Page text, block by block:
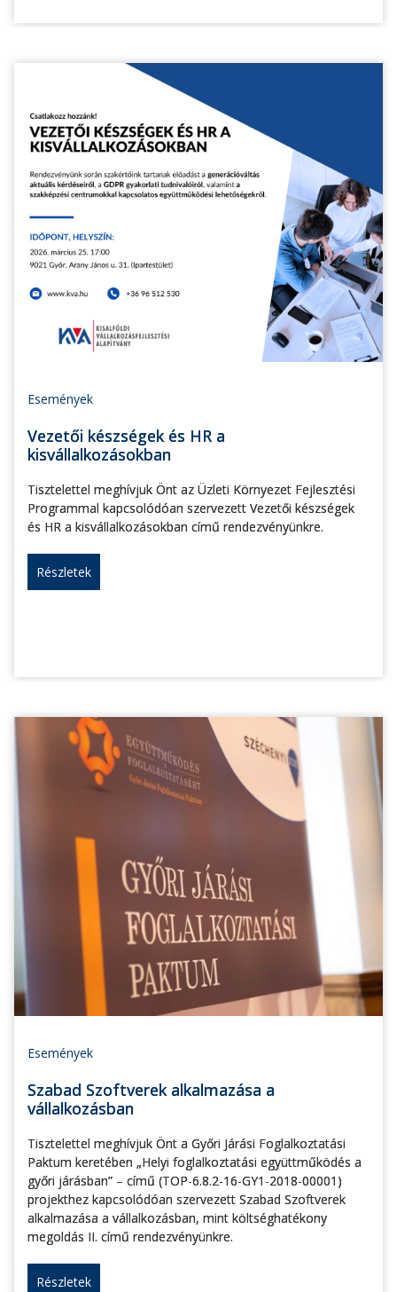
Események
Vezetői készségek és HR a
kisvállalkozásokban
Tisztelettel meghívjuk Önt az Üzleti Környezet Fejlesztési
Programmal kapcsolódóan szervezett Vezetői készségek
és HR a kisvállalkozásokban című rendezvényünkre.
Részletek
Események
Szabad Szoftverek alkalmazása a
vállalkozásban
Tisztelettel meghívjuk Önt a Győri Járási Foglalkoztatási
Paktum keretében „Helyi foglalkoztatási együttműködés a
győri járásban” – című (TOP-6.8.2-16-GY1-2018-00001)
projekthez kapcsolódóan szervezett Szabad Szoftverek
alkalmazása a vállalkozásban, mint költséghatékony
megoldás II. című rendezvényünkre.
Részletek